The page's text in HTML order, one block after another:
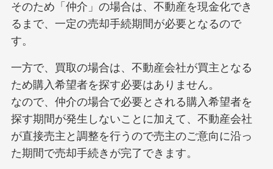
そのため「仲介」の場合は、不動産を現金化でき
るまで、一定の売却手続期間が必要となるので
す。
一方で、買取の場合は、不動産会社が買主となる
ため購入希望者を探す必要はありません。
なので、仲介の場合で必要とされる購入希望者を
探す期間が発生しないことに加えて、不動産会社
が直接売主と調整を行うので売主のご意向に沿っ
た期間で売却手続きが完了できます。